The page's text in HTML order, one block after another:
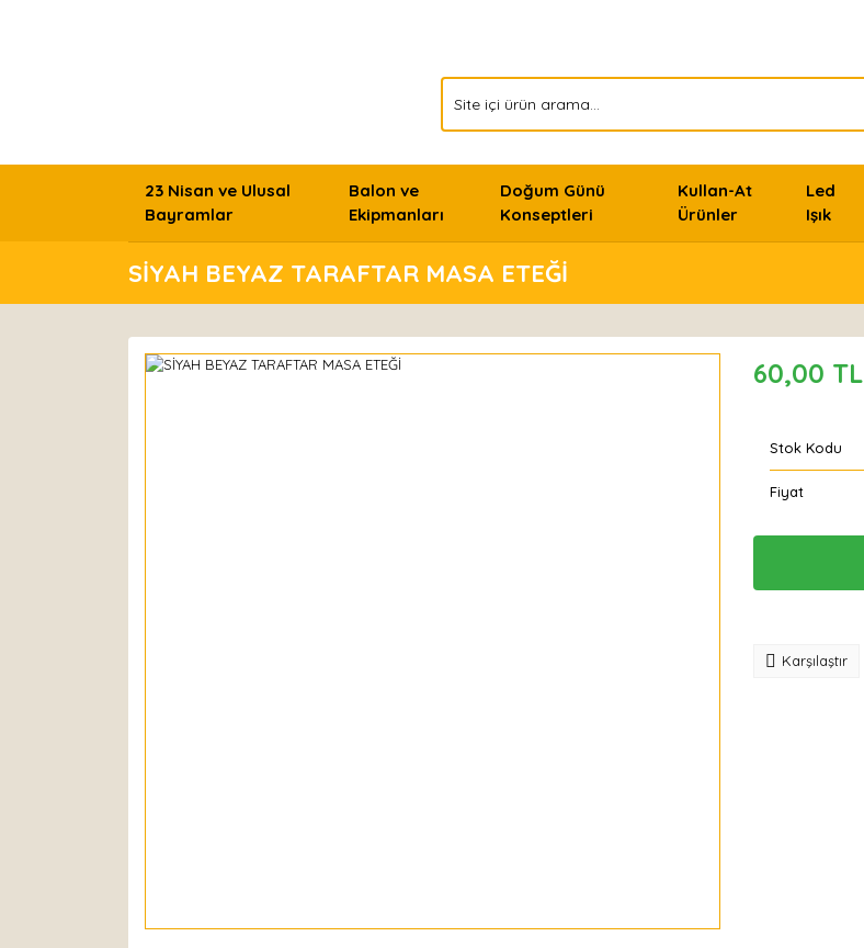
23 Nisan ve Ulusal
Bayramlar
Balon ve
Ekipmanları
Doğum Günü
Konseptleri
Kullan-At
Ürünler
Led
Işık
SİYAH BEYAZ TARAFTAR MASA ETEĞİ
60,00 TL
Stok Kodu
Fiyat
Karşılaştır